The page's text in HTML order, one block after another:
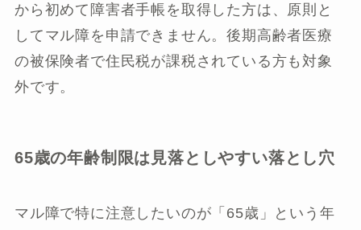
から初めて障害者手帳を取得した方は、原則と
してマル障を申請できません。後期高齢者医療
の被保険者で住民税が課税されている方も対象
外です。
65歳の年齢制限は見落としやすい落とし穴
マル障で特に注意したいのが「65歳」という年